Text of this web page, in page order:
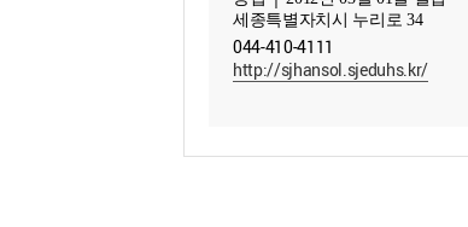
세종특별자치시 누리로 34
044-410-4111
http://sjhansol.sjeduhs.kr/